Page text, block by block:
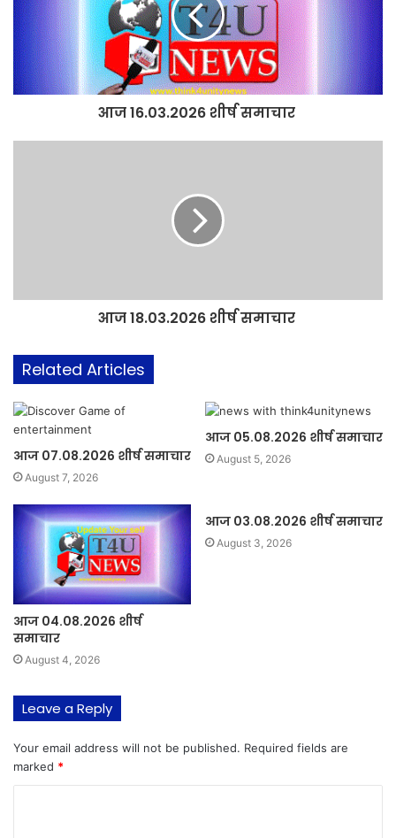
आज 16.03.2026 शीर्ष समाचार
आज 18.03.2026 शीर्ष समाचार
Related Articles
आज 07.08.2026 शीर्ष समाचार
August 7, 2026
आज 05.08.2026 शीर्ष समाचार
August 5, 2026
आज 04.08.2026 शीर्ष
समाचार
August 4, 2026
आज 03.08.2026 शीर्ष समाचार
August 3, 2026
Leave a Reply
Your email address will not be published. Required fields are
marked *